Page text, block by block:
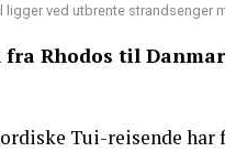
ved utbrente strandsenger
Rhodos til
Tui-reisende